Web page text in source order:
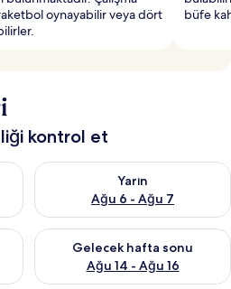
oynayabilir veya dört
büfe
kontrol et
et Ağu 5 - Ağu 6
Yarın
Ağu 6 - Ağu 7
Yarın için müsaitliği kontrol
kontrol et Ağu 7 - Ağu 9
Gelecek hafta sonu
Ağu 14 - Ağu 16
Önümüzdeki hafta sonu için